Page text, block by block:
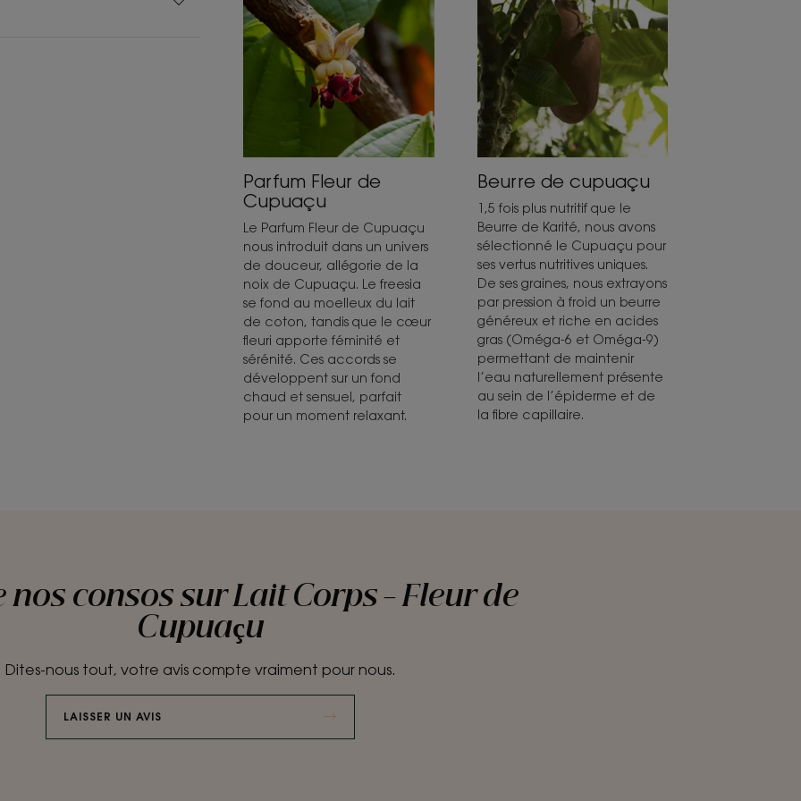
Parfum Fleur de
Cupuaçu
Le Parfum Fleur de Cupuaçu
nous introduit dans un univers
de douceur, allégorie de la
noix de Cupuaçu. Le freesia
se fond au moelleux du lait
de coton, tandis que le cœur
fleuri apporte féminité et
sérénité. Ces accords se
développent sur un fond
chaud et sensuel, parfait
pour un moment relaxant.
Beurre de cupuaçu
1,5 fois plus nutritif que le
Beurre de Karité, nous avons
sélectionné le Cupuaçu pour
ses vertus nutritives uniques.
De ses graines, nous extrayons
par pression à froid un beurre
généreux et riche en acides
gras (Oméga-6 et Oméga-9)
permettant de maintenir
l’eau naturellement présente
au sein de l’épiderme et de
la fibre capillaire.
nos consos sur Lait Corps - Fleur de
Cupuaçu
Dites-nous tout, votre avis compte vraiment pour nous.
LAISSER UN AVIS